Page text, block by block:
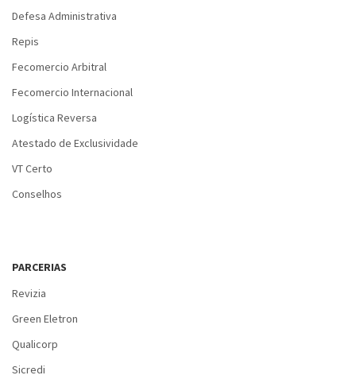
Defesa Administrativa
Repis
Fecomercio Arbitral
Fecomercio Internacional
Logística Reversa
Atestado de Exclusividade
VT Certo
Conselhos
PARCERIAS
Revizia
Green Eletron
Qualicorp
Sicredi